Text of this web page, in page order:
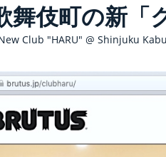
伎町の新「
Club "HARU" @ Shinjuku